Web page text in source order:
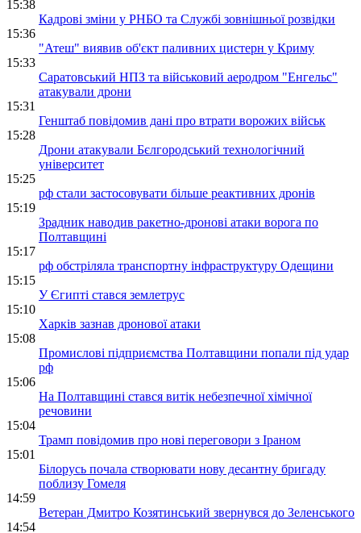
15:38
Кадрові зміни у РНБО та Службі зовнішньої розвідки
15:36
"Атеш" виявив об'єкт паливних цистерн у Криму
15:33
Саратовський НПЗ та військовий аеродром "Енгельс"
атакували дрони
15:31
Генштаб повідомив дані про втрати ворожих військ
15:28
Дрони атакували Бєлгородський технологічний
університет
15:25
рф стали застосовувати більше реактивних дронів
15:19
Зрадник наводив ракетно-дронові атаки ворога по
Полтавщині
15:17
рф обстріляла транспортну інфраструктуру Одещини
15:15
У Єгипті стався землетрус
15:10
Харків зазнав дронової атаки
15:08
Промислові підприємства Полтавщини попали під удар
рф
15:06
На Полтавщині стався витік небезпечної хімічної
речовини
15:04
Трамп повідомив про нові переговори з Іраном
15:01
Білорусь почала створювати нову десантну бригаду
поблизу Гомеля
14:59
Ветеран Дмитро Козятинський звернувся до Зеленського
14:54